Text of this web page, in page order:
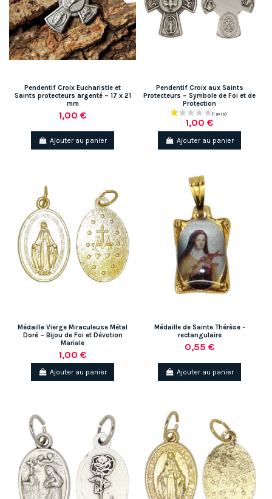
Pendentif Croix Eucharistie et
Saints protecteurs argenté – 17 x 21
mm
1,00 €
Ajouter au panier
Pendentif Croix aux Saints
Protecteurs – Symbole de Foi et de
Protection
1,00 €
Ajouter au panier
Médaille Vierge Miraculeuse Métal
Doré – Bijou de Foi et Dévotion
Mariale
1,00 €
Ajouter au panier
Médaille de Sainte Thérèse -
rectangulaire
0,55 €
Ajouter au panier